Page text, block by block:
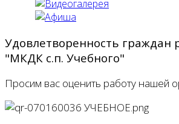
Удовлетворенность граждан
"МКДК с.п. Учебного"
Просим вас оценить работу нашей